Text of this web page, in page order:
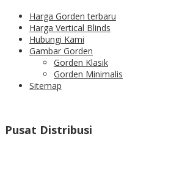
Harga Gorden terbaru
Harga Vertical Blinds
Hubungi Kami
Gambar Gorden
Gorden Klasik
Gorden Minimalis
Sitemap
Pusat Distribusi